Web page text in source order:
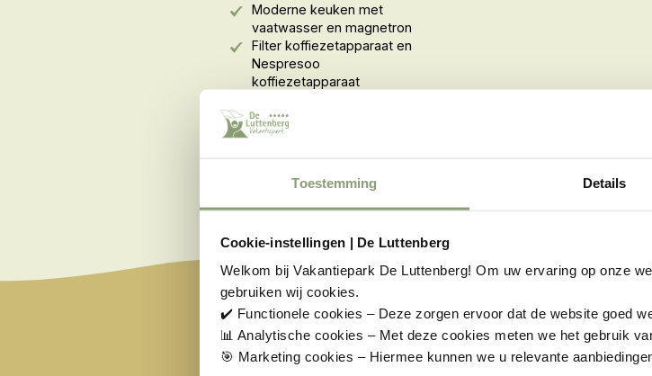
Toestemming Details
Cookie-instellingen | De Luttenberg
Welkom bij Vakantiepark De Luttenberg! Om uw ervaring op onze
gebruiken wij cookies.
✔️ Functionele cookies – Deze zorgen ervoor dat de website goed
📊 Analytische cookies – Met deze cookies meten we het gebruik
🎯 Marketing cookies – Hiermee kunnen we u relevante
Moderne keuken met
vaatwasser en magnetron
Filter koffiezetapparaat en
Nespresoo
koffiezetapparaat
keukengerei
Koelkast
KIES EEN AANKOMSTDATUM